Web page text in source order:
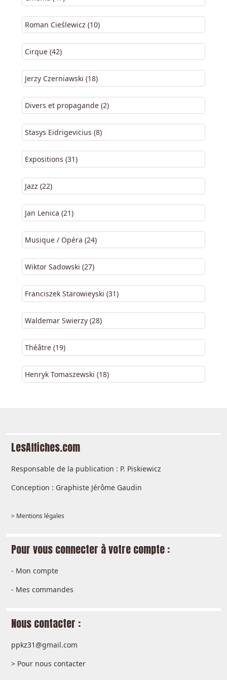
Roman Cieślewicz (10)
Cirque (42)
Jerzy Czerniawski (18)
Divers et propagande (2)
Stasys Eidrigevicius (8)
Expositions (31)
Jazz (22)
Jan Lenica (21)
Musique / Opéra (24)
Wiktor Sadowski (27)
Franciszek Starowieyski (31)
Waldemar Swierzy (28)
Théâtre (19)
Henryk Tomaszewski (18)
LesAffiches.com
Responsable de la publication : P. Piskiewicz
Conception : Graphiste Jérôme Gaudin
> Mentions légales
Pour vous connecter à votre compte :
- Mon compte
- Mes commandes
Nous contacter :
ppkz31@gmail.com
> Pour nous contacter